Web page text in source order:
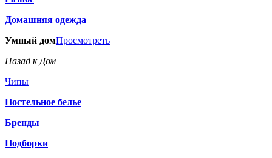
Домашняя одежда
Умный домПросмотреть
Назад к Дом
Чипы
Постельное белье
Бренды
Подборки